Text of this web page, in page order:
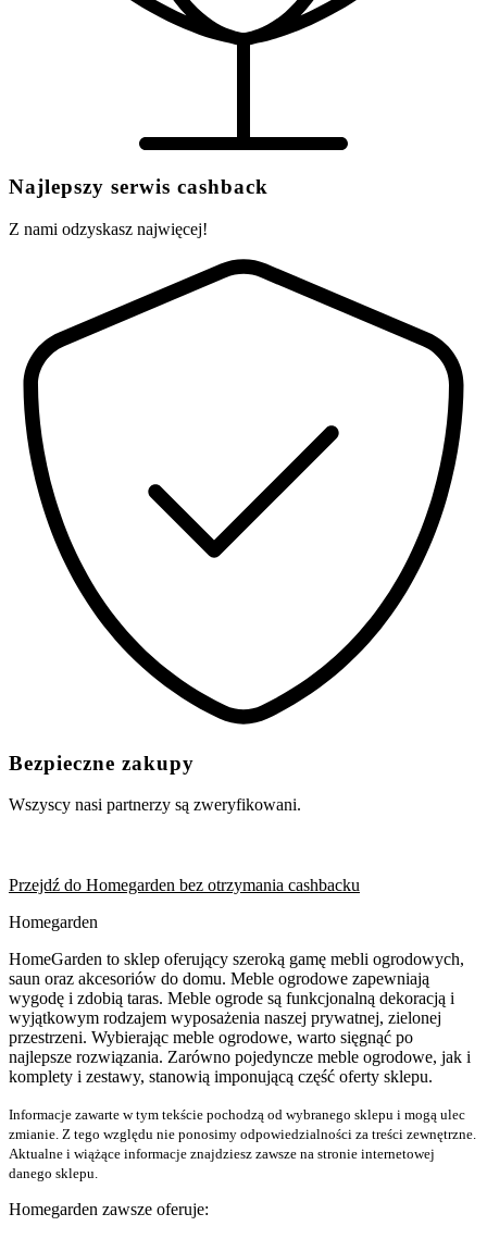
Najlepszy serwis cashback
Z nami odzyskasz najwięcej!
Bezpieczne zakupy
Wszyscy nasi partnerzy są zweryfikowani.
Przejdź do Homegarden bez otrzymania cashbacku
Homegarden
HomeGarden to sklep oferujący szeroką gamę mebli ogrodowych,
saun oraz akcesoriów do domu. Meble ogrodowe zapewniają
wygodę i zdobią taras. Meble ogrode są funkcjonalną dekoracją i
wyjątkowym rodzajem wyposażenia naszej prywatnej, zielonej
przestrzeni. Wybierając meble ogrodowe, warto sięgnąć po
najlepsze rozwiązania. Zarówno pojedyncze meble ogrodowe, jak i
komplety i zestawy, stanowią imponującą część oferty sklepu.
Informacje zawarte w tym tekście pochodzą od wybranego sklepu i mogą ulec
zmianie. Z tego względu nie ponosimy odpowiedzialności za treści zewnętrzne.
Aktualne i wiążące informacje znajdziesz zawsze na stronie internetowej
danego sklepu.
Homegarden zawsze oferuje: